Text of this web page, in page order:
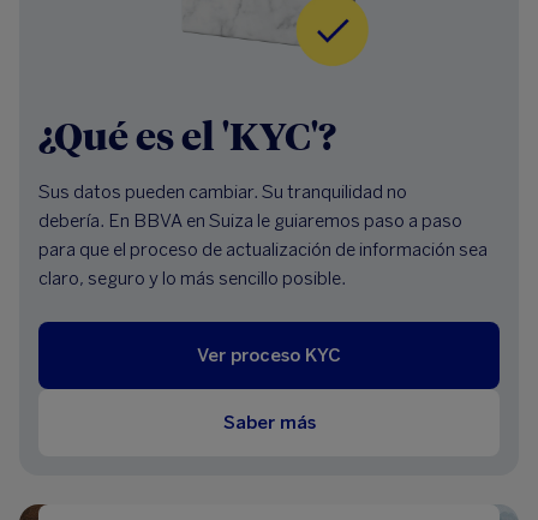
¿Qué es el 'KYC'?
Sus datos pueden cambiar. Su tranquilidad no
debería. En BBVA en Suiza le guiaremos paso a paso
para que el proceso de actualización de información sea
claro, seguro y lo más sencillo posible.
Ver proceso KYC
Saber más